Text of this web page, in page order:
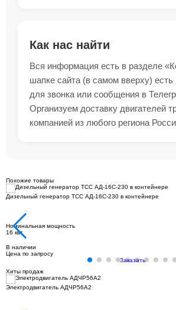
Как нас найти
Вся информация есть в разделе
шапке сайта (в самом вверху) есть
для звонка или сообщения в
Организуем доставку двигателей
компанией из любого региона
Похожие товары
Дизельный генератор ТСС АД-16С-230 в контейнере
Номинальная мощность
16 квт
В наличии
Цена по запросу
Заказать
Хиты продаж
Электродвигатель АДЧР56А2